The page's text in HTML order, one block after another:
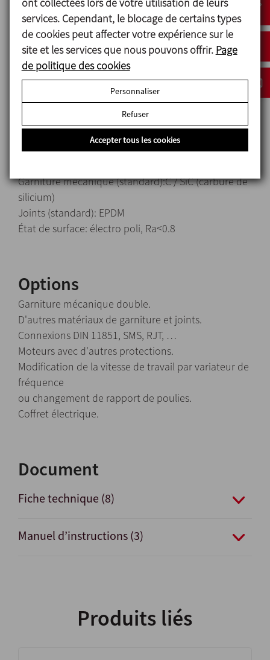
mixer.
Connexions standard: Clamp ISO-2852.
Montage transmission par poulies et courroies.
Drainage clamp.
Moteurs IEC B3, IP 55, isolement classe F, 3000 rpm.
Matériels
Pièces en contact avec le produit: AISI 316L
Garniture mécanique (standard):C / SiC (carbure de
silicium)
Joints (standard): EPDM
État de surface: électro poli, Ra<0.8
Options
Garniture mécanique double.
D'autres matériaux de garniture et joints.
Connexions DIN 11851, SMS, RJT, …
Moteurs avec d'autres protections.
Modification de la vitesse de travail par variateur de
fréquence
ou changement de rapport de poulies.
Coffret électrique.
Document
Fiche technique (8)
Manuel d’instructions (3)
Produits liés
services. Cependant, le blocage de certains types
de cookies peut affecter votre expérience sur le
site et les services que nous pouvons offrir. Page
de politique des cookies
Personnaliser
Refuser
Accepter tous les cookies